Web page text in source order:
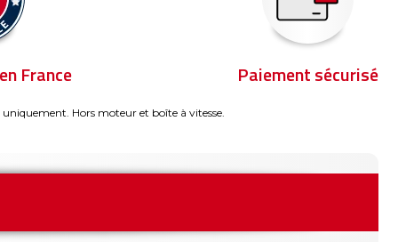
France Paiement sécurisé
Hors moteur et boîte à vitesse.